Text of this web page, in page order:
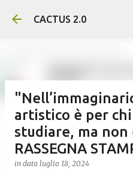
Passa ai
CACTUS 2.0
artistico è per
studiare, ma non
RASSEGNA
in data luglio 18, 2024